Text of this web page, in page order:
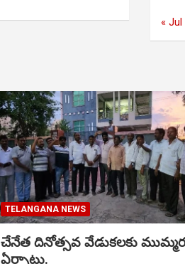
« Jul
TELANGANA NEWS
చేనేత దినోత్సవ వేడుకలకు ముమ్మర
ఏర్పాట్లు.